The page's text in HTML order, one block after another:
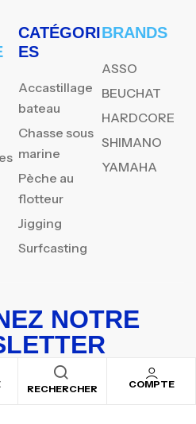
RECHERCHER COMPTE
CATÉGORI
ES
Accastillage
bateau
Chasse sous
marine
Pèche au
flotteur
Jigging
Surfcasting
BRANDS
ASSO
BEUCHAT
HARDCORE
SHIMANO
YAMAHA
NOTRE
nos offres spéciales